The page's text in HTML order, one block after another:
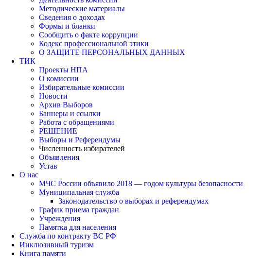
Методические материалы
Сведения о доходах
Формы и бланки
Сообщить о факте коррупции
Кодекс профессиональной этики
О ЗАЩИТЕ ПЕРСОНАЛЬНЫХ ДАННЫХ
ТИК
Проекты НПА
О комиссии
Избирательные комиссии
Новости
Архив Выборов
Баннеры и ссылки
Работа с обращениями
РЕШЕНИЕ
Выборы и Референдумы
Численность избирателей
Объявления
Устав
О нас
МЧС России объявило 2018 — годом культуры безопасности
Муниципальная служба
Законодательство о выборах и референдумах
График приема граждан
Учреждения
Памятка для населения
Служба по контракту ВС РФ
Инклюзивный туризм
Книга памяти